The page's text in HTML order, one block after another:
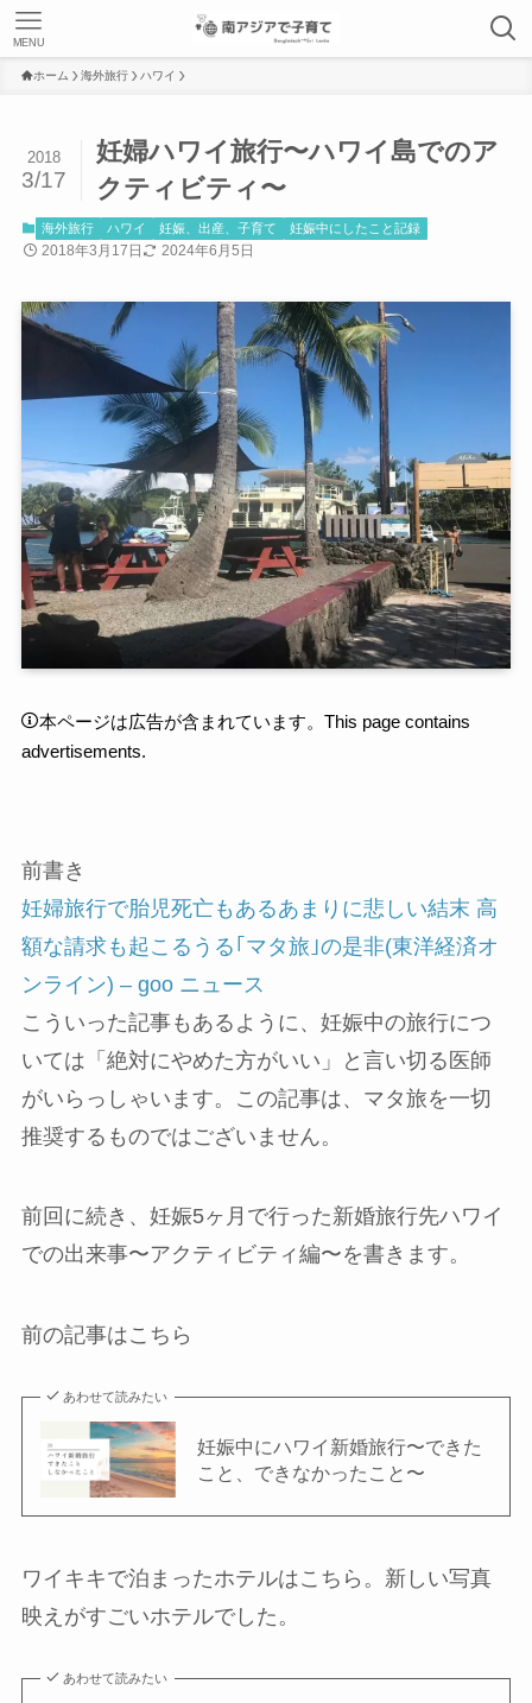
MENU
ホーム 海外旅行 ハワイ
妊婦ハワイ旅行〜ハワイ島でのア
クティビティ〜
2018
3/17
海外旅行 ハワイ 妊娠、出産、子育て 妊娠中にしたこと記録
2018年3月17日 2024年6月5日
本ページは広告が含まれています。This page contains
advertisements.
前書き
妊婦旅行で胎児死亡もあるあまりに悲しい結末 高
額な請求も起こるうる｢マタ旅｣の是非(東洋経済オ
ンライン) – goo ニュース
こういった記事もあるように、妊娠中の旅行につ
いては「絶対にやめた方がいい」と言い切る医師
がいらっしゃいます。この記事は、マタ旅を一切
推奨するものではございません。
前回に続き、妊娠5ヶ月で行った新婚旅行先ハワイ
での出来事〜アクティビティ編〜を書きます。
前の記事はこちら
あわせて読みたい
妊娠中にハワイ新婚旅行〜できた
こと、できなかったこと〜
ワイキキで泊まったホテルはこちら。新しい写真
映えがすごいホテルでした。
あわせて読みたい